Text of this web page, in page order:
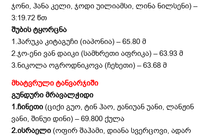
ჯონი, ჰანა კელი, ჯოდი უილიამსი, ლინა ნილსენი) –
3:19.72 წთ
შუბის ტყორცნა
1.ჰარუკა კიტაგუჩი (იაპონია) – 65.80 მ
2.ჯო-ენი ვან დაიკი (სამხრეთი აფრიკა) – 63.93 მ
3.ნიკოლა ოგროდნიკოვა (ჩეხეთი) – 63.68 მ
მხატვრულიტანვარჯიში
გუნდური მრავალჭიდი
1.ჩინეთი (ციქი გუო, ტინ ჰაო, ჟანიუან უანი, ლანჟინ
ვანი, შინუი დინი) – 69.800 ქულა
2.ისრაელი (ოფირ შაჰამი, დიანა სვერცოვი, ადარ